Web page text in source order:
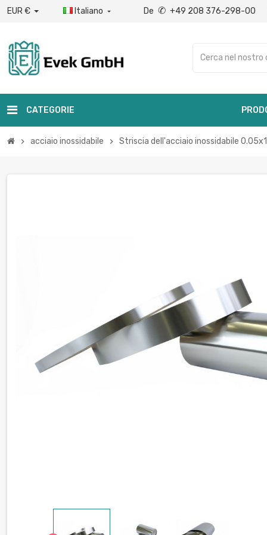
EUR € Italiano  De ✆ +49 208 376-298-00
CATEGORIE
chevron_right acciaio inossidabile chevron_right Striscia dell'acciaio inossidabile